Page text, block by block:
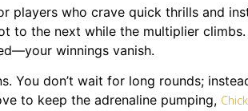
players who crave quick thrills and
to the next while the multiplier
winnings vanish.
You don’t wait for long rounds;
to keep the adrenaline pumping,